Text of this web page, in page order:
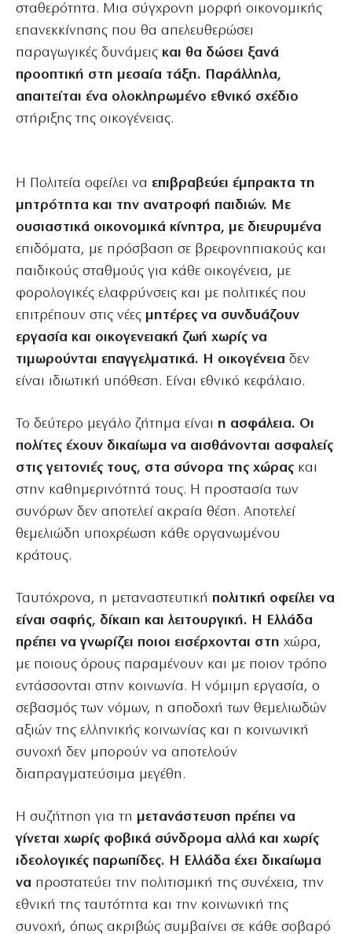
σταθερότητα. Μια σύγχρονη μορφή οικονομικής
επανεκκίνησης που θα απελευθερώσει
παραγωγικές δυνάμεις και θα δώσει ξανά
προοπτική στη μεσαία τάξη. Παράλληλα,
απαιτείται ένα ολοκληρωμένο εθνικό σχέδιο
στήριξης της οικογένειας.
Η Πολιτεία οφείλει να επιβραβεύει έμπρακτα τη
μητρότητα και την ανατροφή παιδιών. Με
ουσιαστικά οικονομικά κίνητρα, με διευρυμένα
επιδόματα, με πρόσβαση σε βρεφονηπιακούς και
παιδικούς σταθμούς για κάθε οικογένεια, με
φορολογικές ελαφρύνσεις και με πολιτικές που
επιτρέπουν στις νέες μητέρες να συνδυάζουν
εργασία και οικογενειακή ζωή χωρίς να
τιμωρούνται επαγγελματικά. Η οικογένεια δεν
είναι ιδιωτική υπόθεση. Είναι εθνικό κεφάλαιο.
Το δεύτερο μεγάλο ζήτημα είναι η ασφάλεια. Οι
πολίτες έχουν δικαίωμα να αισθάνονται ασφαλείς
στις γειτονιές τους, στα σύνορα της χώρας και
στην καθημερινότητά τους. Η προστασία των
συνόρων δεν αποτελεί ακραία θέση. Αποτελεί
θεμελιώδη υποχρέωση κάθε οργανωμένου
κράτους.
Ταυτόχρονα, η μεταναστευτική πολιτική οφείλει να
είναι σαφής, δίκαιη και λειτουργική. Η Ελλάδα
πρέπει να γνωρίζει ποιοι εισέρχονται στη χώρα,
με ποιους όρους παραμένουν και με ποιον τρόπο
εντάσσονται στην κοινωνία. Η νόμιμη εργασία, ο
σεβασμός των νόμων, η αποδοχή των θεμελιωδών
αξιών της ελληνικής κοινωνίας και η κοινωνική
συνοχή δεν μπορούν να αποτελούν
διαπραγματεύσιμα μεγέθη.
Η συζήτηση για τη μετανάστευση πρέπει να
γίνεται χωρίς φοβικά σύνδρομα αλλά και χωρίς
ιδεολογικές παρωπίδες. Η Ελλάδα έχει δικαίωμα
να προστατεύει την πολιτισμική της συνέχεια, την
εθνική της ταυτότητα και την κοινωνική της
συνοχή, όπως ακριβώς συμβαίνει σε κάθε σοβαρό